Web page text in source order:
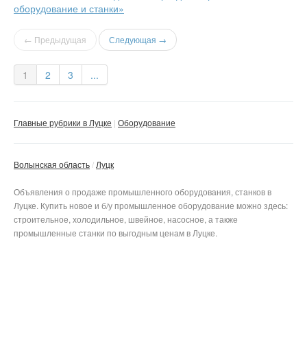
оборудование и станки»
← Предыдущая Следующая →
1 2 3 ...
Главные рубрики в Луцке Оборудование
Волынская область Луцк
Объявления о продаже промышленного оборудования, станков в
Луцке. Купить новое и б/у промышленное оборудование можно здесь:
строительное, холодильное, швейное, насосное, а также
промышленные станки по выгодным ценам в Луцке.